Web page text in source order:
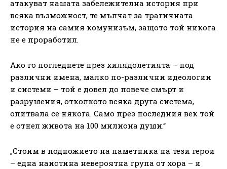
атакуват нашата забележителна история при
всяка възможност, те мълчат за трагичната
история на самия комунизъм, защото той никога
не е проработил.
Ако го погледнете през хилядолетията – под
различни имена, малко по-различни идеологии
и системи – той е довел до повече смърт и
разрушения, отколкото всяка друга система,
опитвала се някога. Само през последния век той
е отнел живота на 100 милиона души.“
„Стоим в подножието на паметника на тези герои
– една наистина невероятна група от хора – и